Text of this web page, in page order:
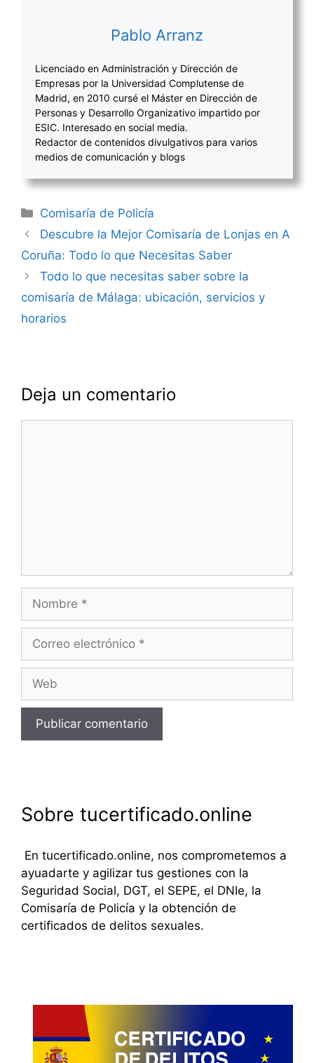
Pablo Arranz
Licenciado en Administración y Dirección de
Empresas por la Universidad Complutense de
Madrid, en 2010 cursé el Máster en Dirección de
Personas y Desarrollo Organizativo impartido por
ESIC. Interesado en social media.
Redactor de contenidos divulgativos para varios
medios de comunicación y blogs
Categorías
Comisaría de Policía
Navegación
de
Descubre la Mejor Comisaría de Lonjas en A
Coruña: Todo lo que Necesitas Saber
Todo lo que necesitas saber sobre la
comisaría de Málaga: ubicación, servicios y
horarios
Deja un comentario
Nombre
Correo
Web
Sobre tucertificado.online
En tucertificado.online, nos comprometemos a
ayuadarte y agilizar tus gestiones con la
Seguridad Social, DGT, el SEPE, el DNIe, la
Comisaría de Policía y la obtención de
certificados de delitos sexuales.